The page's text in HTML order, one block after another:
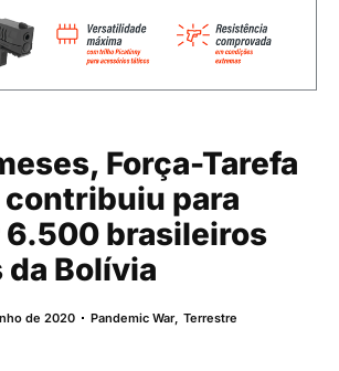
Força-Tarefa
contribuiu para
brasileiros
Bolívia
de 2020 Pandemic War,Terrestre